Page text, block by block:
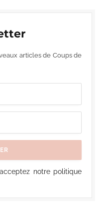
articles de Coups de
notre politique